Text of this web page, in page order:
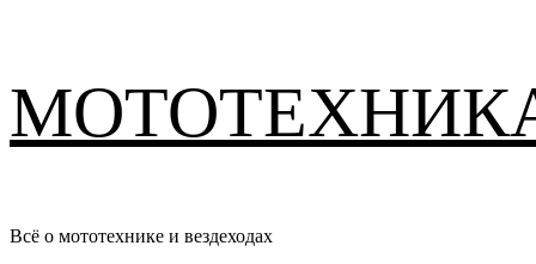
содержимому
Всё о мототехнике и вездеходах